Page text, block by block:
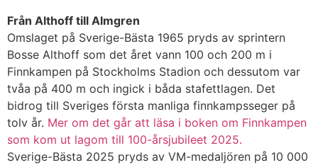
Från Althoff till Almgren
Omslaget på Sverige-Bästa 1965 pryds av sprintern
Bosse Althoff som det året vann 100 och 200 m i
Finnkampen på Stockholms Stadion och dessutom var
tvåa på 400 m och ingick i båda stafettlagen. Det
bidrog till Sveriges första manliga finnkampsseger på
tolv år. Mer om det går att läsa i boken om Finnkampen
som kom ut lagom till 100-årsjubileet 2025.
Sverige-Bästa 2025 pryds av VM-medaljören på 10 000